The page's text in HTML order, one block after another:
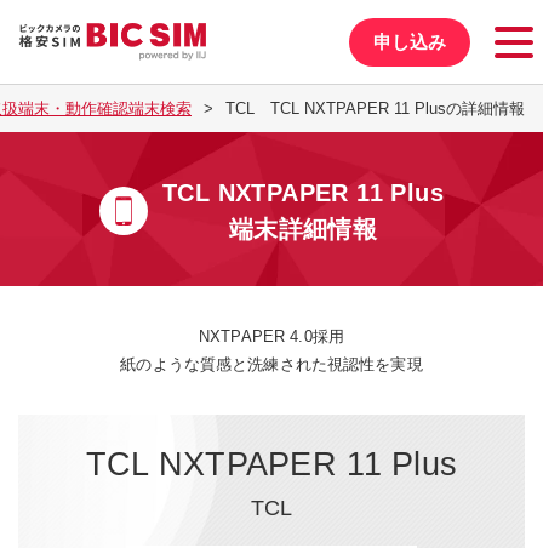
申し込み
端末・動作確認端末検索 TCL TCL NXTPAPER 11 Plusの詳細情報
TCL NXTPAPER 11 Plus
端末詳細情報
NXTPAPER 4.0採用
紙のような質感と洗練された視認性を実現
TCL NXTPAPER 11 Plus
TCL